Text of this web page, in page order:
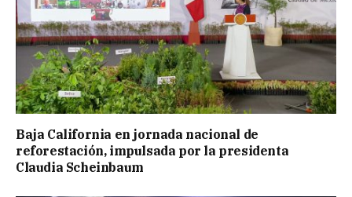
Baja California en jornada nacional de
reforestación, impulsada por la presidenta
Claudia Scheinbaum